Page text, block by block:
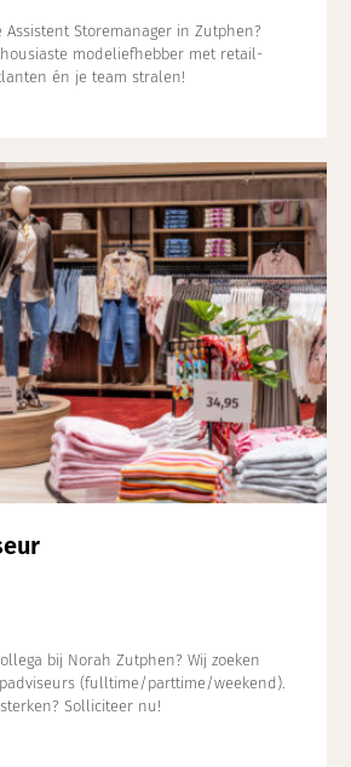
Assistent Storemanager in Zutphen?
modeliefhebber met retail-
én je team stralen!
bij Norah Zutphen? Wij zoeken
(fulltime/parttime/weekend).
Solliciteer nu!